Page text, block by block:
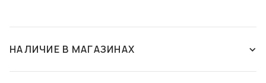
НАЛИЧИЕ В МАГАЗИНАХ